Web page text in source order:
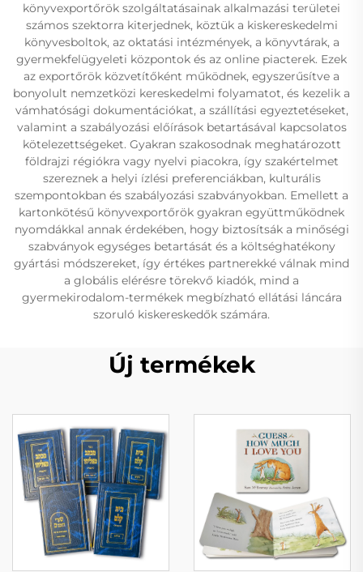
könyvexportőrök szolgáltatásainak alkalmazási területei
számos szektorra kiterjednek, köztük a kiskereskedelmi
könyvesboltok, az oktatási intézmények, a könyvtárak, a
gyermekfelügyeleti központok és az online piacterek. Ezek
az exportőrök közvetítőként működnek, egyszerűsítve a
bonyolult nemzetközi kereskedelmi folyamatot, és kezelik a
vámhatósági dokumentációkat, a szállítási egyeztetéseket,
valamint a szabályozási előírások betartásával kapcsolatos
kötelezettségeket. Gyakran szakosodnak meghatározott
földrajzi régiókra vagy nyelvi piacokra, így szakértelmet
szereznek a helyi ízlési preferenciákban, kulturális
szempontokban és szabályozási szabványokban. Emellett a
kartonkötésű könyvexportőrök gyakran együttműködnek
nyomdákkal annak érdekében, hogy biztosítsák a minőségi
szabványok egységes betartását és a költséghatékony
gyártási módszereket, így értékes partnerekké válnak mind
a globális elérésre törekvő kiadók, mind a
gyermekirodalom-termékek megbízható ellátási láncára
szoruló kiskereskedők számára.
Új termékek